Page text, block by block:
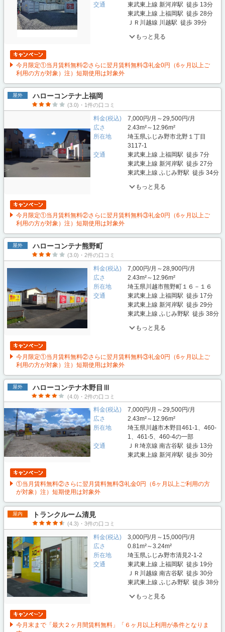
交通
東武東上線 新河岸駅 徒歩 13分
東武東上線 上福岡駅 徒歩 28分
ＪＲ川越線 川越駅 徒歩 39分
もっと見る
今月限定①当月賃料無料②さらに翌月賃料無料③礼金0円（6ヶ月以上ご
利用の方が対象）注）短期使用は対象外
屋外 ハローコンテナ上福岡
(3.0)・1件の口コミ
料金(税込)
7,000円/月～29,500円/月
広さ
2.43m²～12.96m²
所在地
埼玉県ふじみ野市北野１丁目
3117-1
交通
東武東上線 上福岡駅 徒歩 7分
東武東上線 新河岸駅 徒歩 27分
東武東上線 ふじみ野駅 徒歩 34分
もっと見る
今月限定①当月賃料無料②さらに翌月賃料無料③礼金0円（6ヶ月以上ご
利用の方が対象）注）短期使用は対象外
屋外 ハローコンテナ熊野町
(3.0)・2件の口コミ
料金(税込)
7,000円/月～28,900円/月
広さ
2.43m²～12.96m²
所在地
埼玉県川越市熊野町１６－１６
交通
東武東上線 上福岡駅 徒歩 17分
東武東上線 新河岸駅 徒歩 29分
東武東上線 ふじみ野駅 徒歩 38分
もっと見る
今月限定①当月賃料無料②さらに翌月賃料無料③礼金0円（6ヶ月以上ご
利用の方が対象）注）短期使用は対象外
屋外 ハローコンテナ木野目Ⅲ
(4.0)・2件の口コミ
料金(税込)
7,000円/月～29,500円/月
広さ
2.43m²～12.96m²
所在地
埼玉県川越市木野目461-1、460-
1、461-5、460-4の一部
交通
ＪＲ埼京線 南古谷駅 徒歩 13分
東武東上線 新河岸駅 徒歩 30分
①当月賃料無料②さらに翌月賃料無料③礼金0円（6ヶ月以上ご利用の方
が対象）注）短期使用は対象外
屋内 トランクルーム清見
(4.3)・3件の口コミ
料金(税込)
3,000円/月～15,000円/月
広さ
0.81m²～3.24m²
所在地
埼玉県ふじみ野市清見2-1-2
交通
東武東上線 上福岡駅 徒歩 19分
ＪＲ川越線 南古谷駅 徒歩 30分
東武東上線 ふじみ野駅 徒歩 38分
もっと見る
今月末まで「最大２ヶ月間賃料無料」「６ヶ月以上利用が条件となりま